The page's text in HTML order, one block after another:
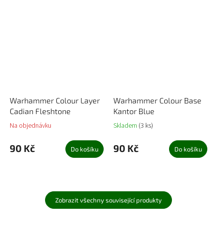
Warhammer Colour Layer
Cadian Fleshtone
Na objednávku
90 Kč Do košíku
Warhammer Colour Base
Kantor Blue
Skladem (3 ks)
90 Kč Do košíku
Zobrazit všechny související produkty